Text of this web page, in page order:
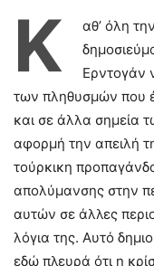
Κ
αθ’ όλη
Ερντογάν
των πληθυσμών που
και σε άλλα σημεία
αφορμή την απειλή
τούρκικη
απολύμανσης στην
αυτών σε άλλες
λόγια της. Αυτό
εδώ πλευρά ότι η